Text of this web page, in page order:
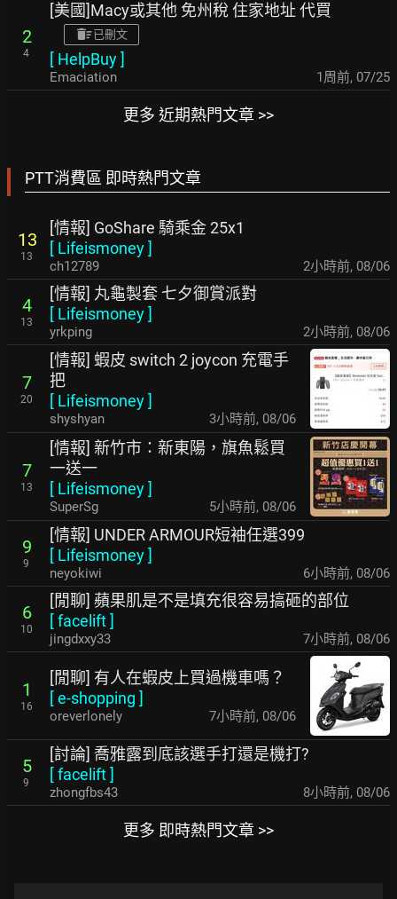
2
4
[美國]Macy或其他 免州稅 住家地址 代買
已刪文
[ HelpBuy]
Emaciation 1周前, 07/25
更多 近期熱門文章 >>
PTT消費區 即時熱門文章
13
13
[情報] GoShare 騎乘金 25x1
[ Lifeismoney]
ch12789 2小時前, 08/06
4
13
[情報] 丸龜製套 七夕御賞派對
[ Lifeismoney]
yrkping 2小時前, 08/06
7
20
[情報] 蝦皮 switch 2 joycon 充電手
把
[ Lifeismoney]
shyshyan 3小時前, 08/06
7
13
[情報] 新竹市：新東陽，旗魚鬆買
一送一
[ Lifeismoney]
SuperSg 5小時前, 08/06
9
9
[情報] UNDER ARMOUR短袖任選399
[ Lifeismoney]
neyokiwi 6小時前, 08/06
6
10
[閒聊] 蘋果肌是不是填充很容易搞砸的部位
[facelift]
jingdxxy33 7小時前, 08/06
1
16
[閒聊] 有人在蝦皮上買過機車嗎？
[e-shopping ]
oreverlonely 7小時前, 08/06
5
9
[討論] 喬雅露到底該選手打還是機打?
[facelift]
zhongfbs43 8小時前, 08/06
更多 即時熱門文章 >>